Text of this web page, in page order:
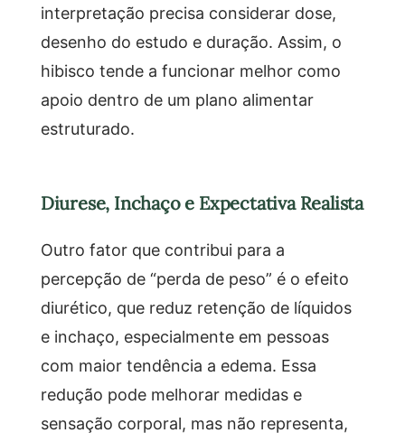
interpretação precisa considerar dose,
desenho do estudo e duração. Assim, o
hibisco tende a funcionar melhor como
apoio dentro de um plano alimentar
estruturado.
Diurese, Inchaço e Expectativa Realista
Outro fator que contribui para a
percepção de “perda de peso” é o efeito
diurético, que reduz retenção de líquidos
e inchaço, especialmente em pessoas
com maior tendência a edema. Essa
redução pode melhorar medidas e
sensação corporal, mas não representa,